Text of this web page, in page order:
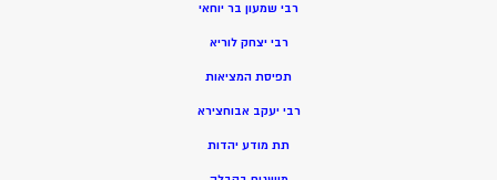
רבי שמעון בר יוחאי
רבי יצחק לוריא
תפיסת המציאות
רבי יעקב אבוחצירא
תת מודע יהדות